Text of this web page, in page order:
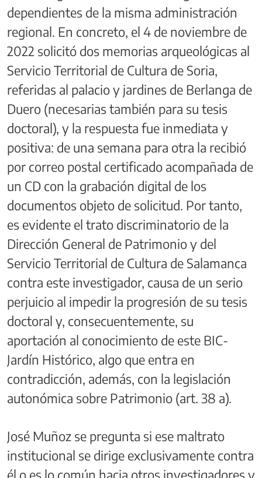
dependientes de la misma administración
regional. En concreto, el 4 de noviembre de
2022 solicitó dos memorias arqueológicas al
Servicio Territorial de Cultura de Soria,
referidas al palacio y jardines de Berlanga de
Duero (necesarias también para su tesis
doctoral), y la respuesta fue inmediata y
positiva: de una semana para otra la recibió
por correo postal certificado acompañada de
un CD con la grabación digital de los
documentos objeto de solicitud. Por tanto,
es evidente el trato discriminatorio de la
Dirección General de Patrimonio y del
Servicio Territorial de Cultura de Salamanca
contra este investigador, causa de un serio
perjuicio al impedir la progresión de su tesis
doctoral y, consecuentemente, su
aportación al conocimiento de este BIC-
Jardín Histórico, algo que entra en
contradicción, además, con la legislación
autonómica sobre Patrimonio (art. 38 a).
José Muñoz se pregunta si ese maltrato
institucional se dirige exclusivamente contra
él o es lo común hacia otros investigadores y